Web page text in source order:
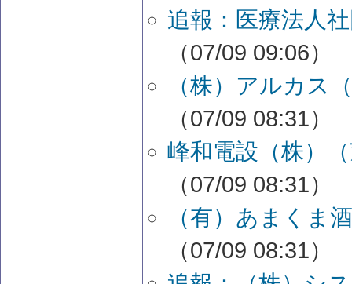
追報：医療法人
（07/09 09:06）
（株）アルカス
（07/09 08:31）
峰和電設（株）
（07/09 08:31）
（有）あまくま
（07/09 08:31）